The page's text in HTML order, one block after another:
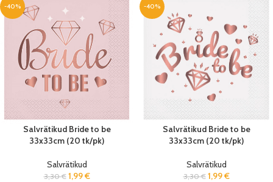
-40%
Salvrätikud Bride to be
33x33cm (20 tk/pk)
Salvrätikud
3,30€ 1,99€
-40%
Salvrätikud Bride to be
33x33cm (20 tk/pk)
Salvrätikud
3,30€ 1,99€